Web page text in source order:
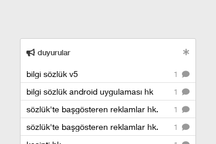
duyurular
1
bilgi sözlük v5
1
bilgi sözlük android uygulaması hk
1
sözlük'te başgösteren reklamlar hk.
1
sözlük'te başgösteren reklamlar hk.